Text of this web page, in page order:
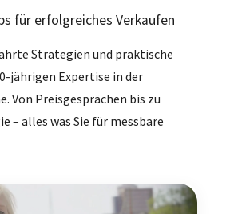
für erfolgreiches Verkaufen
Strategien und praktische
jährigen Expertise in der
Von Preisgesprächen bis zu
– alles was Sie für messbare